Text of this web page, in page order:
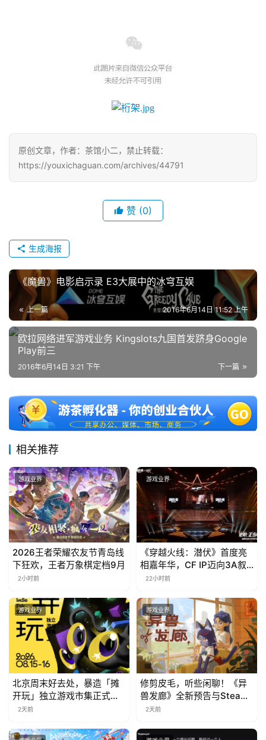
)
原创文章，作者：茶馆小二，禁止转载：
https://youxichaguan.com/archives/44791
赞 (0)
生成海报
《魔兽》电影启示录 E3大展中的冰穹互娱
上一篇 2016年6月14日 11:52 上午
欧拉网络进军游戏业务 Kingslots九国首发跻身Google
Play前三
下一篇
2016年6月14日 3:21 下午
相关推荐
游戏业界
2026王者荣耀农友节青岛线
下狂欢，王者万象棋定档9月
2小时前
游戏业界
《穿越火线：潜伏》首度亮
相嘉年华，CF IP迈向3A叙
事新高度
22小时前
游戏业界
北京周末好去处，暴造「摊
开玩」独立游戏市集正式开
票！
2天前
游戏业界
修剪皮毛，听些闲聊！《异
兽发廊》全新预告与Steam
免费试玩公开
2天前